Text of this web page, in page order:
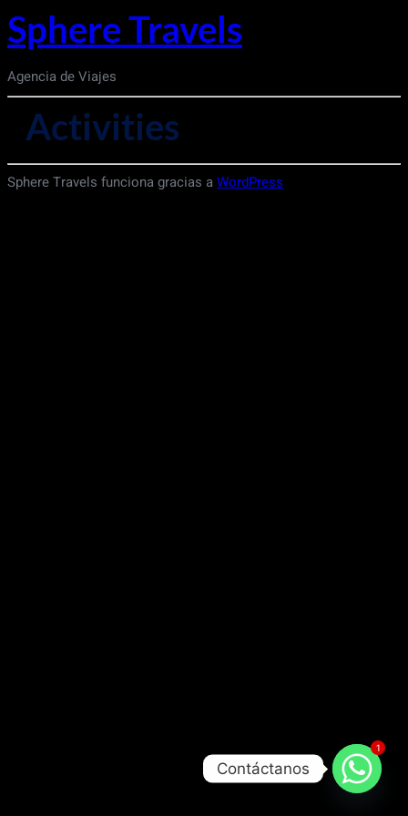
Sphere Travels
Agencia de Viajes
Activities
Sphere Travels funciona gracias aWordPress
1
Contáctanos